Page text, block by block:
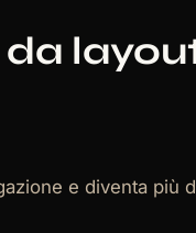
da
e diventa più